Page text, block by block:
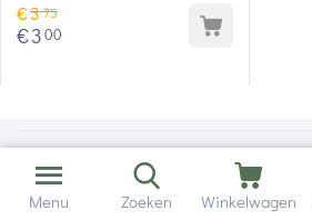
€375
€300
Menu Zoeken Winkelwagen